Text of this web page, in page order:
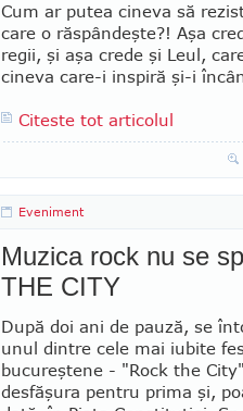
Cum ar putea cineva să
care o răspândeşte?! Aşa
regii, şi aşa crede şi Leul,
cineva care-i inspiră şi-i
Citeste tot articolul
Eveniment
Muzica rock nu se
THE CITY
După doi ani de pauză, se
unul dintre cele mai iubite
bucureştene - "Rock the
desfăşura pentru prima şi,